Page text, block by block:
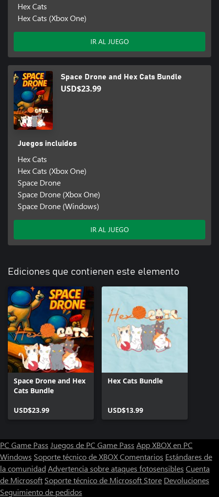
Hex Cats
Hex Cats (Xbox One)
IR AL JUEGO
Space Drone and Hex Cats Bundle
USD$23.99
Juegos incluidos
Hex Cats
Hex Cats (Xbox One)
Space Drone
Space Drone (Xbox One)
Space Drone (Windows)
IR AL JUEGO
Ediciones que contienen este elemento
Space Drone and Hex
Cats Bundle
USD$23.99
Hex Cats Bundle
USD$13.99
PC Game Pass Juegos de PC Game Pass App XBOX en PC
Windows Soporte técnico de XBOXComentarios Estándares de
la comunidad Advertencia sobre ataques fotosensibles Cuenta
de Microsoft Soporte técnico de Microsoft Store Devoluciones
Seguimiento de pedidos